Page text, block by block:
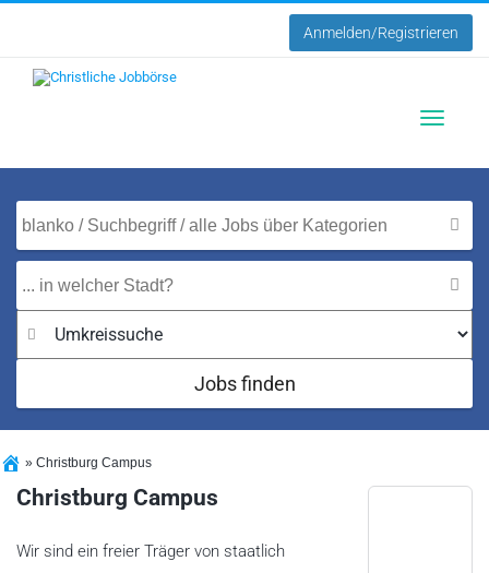
Anmelden/Registrieren
Jobs finden
» Christburg Campus
Christburg Campus
Wir sind ein freier Träger von staatlich